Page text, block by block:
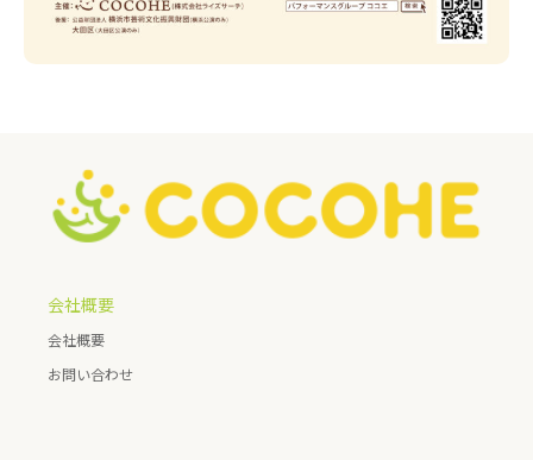
会社概要
会社概要
お問い合わせ